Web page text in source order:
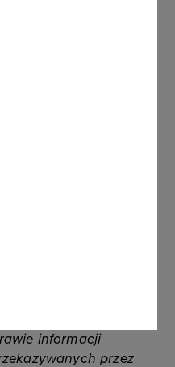
informacji
przez